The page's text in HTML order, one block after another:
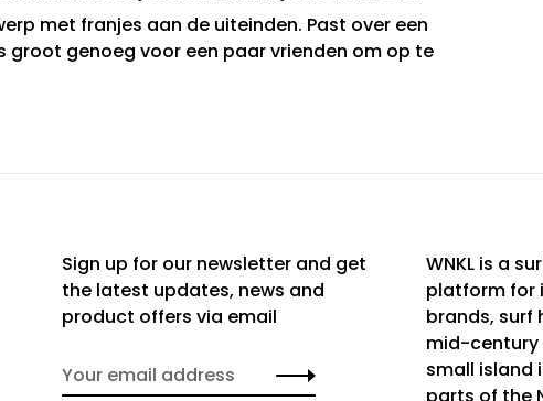
met franjes aan de uiteinden. Past over een
groot genoeg voor een paar vrienden om op te
Sign up for our newsletter and get
the latest updates, news and
product offers via email
WNKL is a
platform for
brands, surf
mid-century
small island
parts of the